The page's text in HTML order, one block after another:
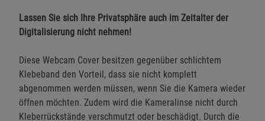
Lassen Sie sich Ihre Privatsphäre auch im Zeitalter der
Digitalisierung nicht nehmen!
Diese Webcam Cover besitzen gegenüber schlichtem
Klebeband den Vorteil, dass sie nicht komplett
abgenommen werden müssen, wenn Sie die Kamera wieder
öffnen möchten. Zudem wird die Kameralinse nicht durch
Kleberrückstände verschmutzt oder beschädigt. Durch die